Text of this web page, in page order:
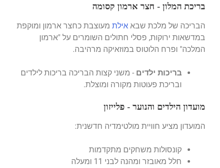
בריכת המלון - חצר ארמון קסומה
הבריכה של מלכת שבא אילת מעוצבת כחצר ארמון ומוקפת
במדשאות ירוקות, פסלי חתולים השומרים על "ארמון
המלכה" ופרח הלוטוס במוזאיקה מרהיבה.
בריכות ילדים - משני קצות הבריכה בריכות לילדים
ובריכת פעוטות מקורה ומוצלת.
מועדון הילדים והנוער - פלייזון
המועדון מציע חוויית מולטימדיה חדשנית:
קונסולות משחקים מתקדמות
חלל מאובזר ומהנה לבני 11 ומעלה